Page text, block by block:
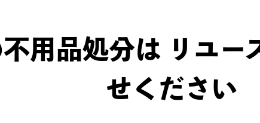
用品処分は リユー
せください